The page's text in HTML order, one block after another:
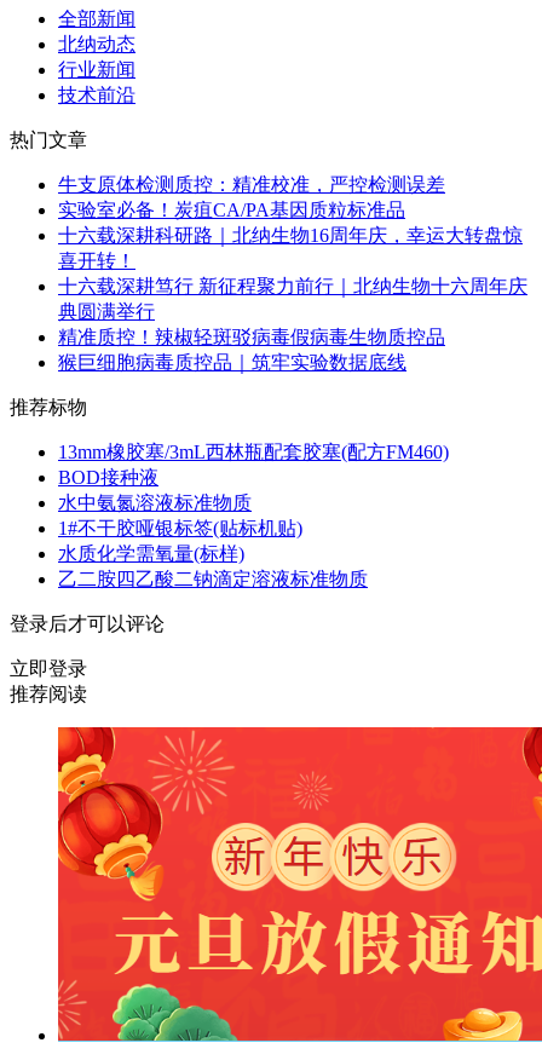
全部新闻
北纳动态
行业新闻
技术前沿
热门文章
牛支原体检测质控：精准校准，严控检测误差
实验室必备！炭疽CA/PA基因质粒标准品
十六载深耕科研路｜北纳生物16周年庆，幸运大转盘惊
喜开转！
十六载深耕笃行 新征程聚力前行｜北纳生物十六周年庆
典圆满举行
精准质控！辣椒轻斑驳病毒假病毒生物质控品
猴巨细胞病毒质控品｜筑牢实验数据底线
推荐标物
13mm橡胶塞/3mL西林瓶配套胶塞(配方FM460)
BOD接种液
水中氨氮溶液标准物质
1#不干胶哑银标签(贴标机贴)
水质化学需氧量(标样)
乙二胺四乙酸二钠滴定溶液标准物质
登录后才可以评论
立即登录
推荐阅读